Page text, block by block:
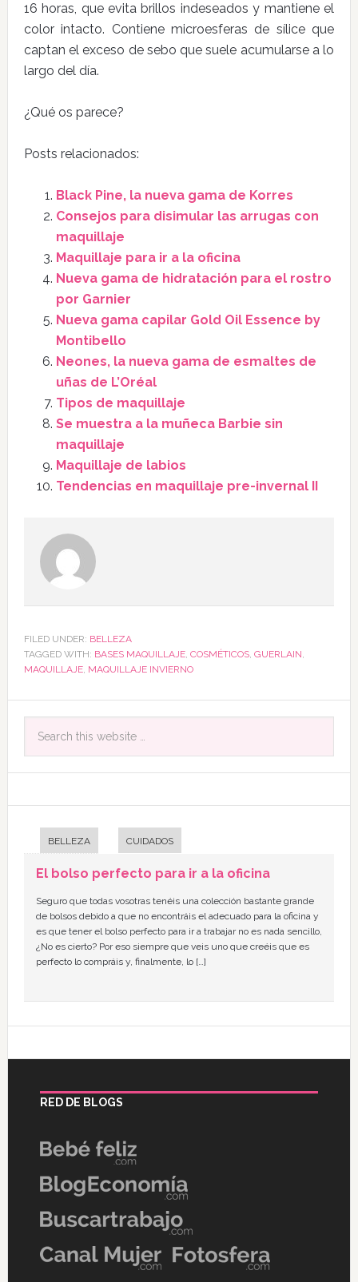
16 horas, que evita brillos indeseados y mantiene el
color intacto. Contiene microesferas de sílice que
captan el exceso de sebo que suele acumularse a lo
largo del día.
¿Qué os parece?
Posts relacionados:
Black Pine, la nueva gama de Korres
Consejos para disimular las arrugas con
maquillaje
Maquillaje para ir a la oficina
Nueva gama de hidratación para el rostro
por Garnier
Nueva gama capilar Gold Oil Essence by
Montibello
Neones, la nueva gama de esmaltes de
uñas de L’Oréal
Tipos de maquillaje
Se muestra a la muñeca Barbie sin
maquillaje
Maquillaje de labios
Tendencias en maquillaje pre-invernal II
FILED UNDER: BELLEZA
TAGGED WITH: BASES MAQUILLAJE, COSMÉTICOS, GUERLAIN,
MAQUILLAJE, MAQUILLAJE INVIERNO
BELLEZA CUIDADOS
El bolso perfecto para ir a la oficina
Seguro que todas vosotras tenéis una colección bastante grande
de bolsos debido a que no encontráis el adecuado para la oficina y
es que tener el bolso perfecto para ir a trabajar no es nada sencillo,
¿No es cierto? Por eso siempre que veis uno que creéis que es
perfecto lo compráis y, finalmente, lo […]
RED DE BLOGS